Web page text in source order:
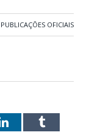
PUBLICAÇÕES OFICIAIS
LinkedInTumblr